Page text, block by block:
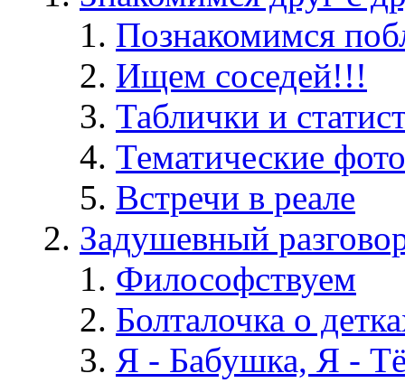
Познакомимся
Ищем соседей!!!
Таблички и
Тематические фото
Встречи в реале
Задушевный
Философствуем
Болталочка о
Я - Бабушка, Я -